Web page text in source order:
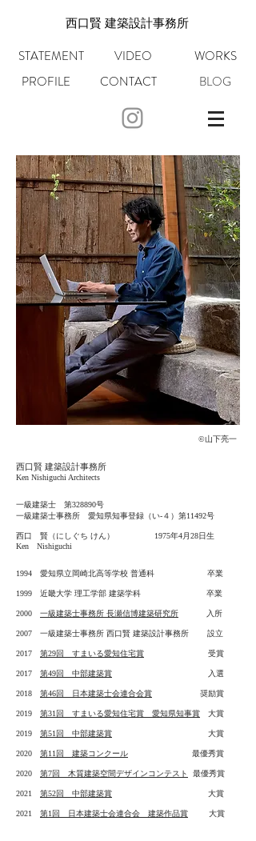
​西口賢 建築設計事務所
STATEMENT
PROFILE
VIDEO
CONTACT
WORKS
BLOG
©︎山下亮一
西口賢 建築設計事務所
Ken Nishiguchi Architects
一級建築士 第328890号
一級建築士事務所 愛知県知事登録（い-４）第11492号
西口 賢（にしぐち けん）
1975年4月28日生
Ken Nishiguchi
1994 愛知県立岡崎北高等学校 普通科 卒業
1999 近畿大学 理工学部 建築学科 卒業
2000 一級建築士事務所 長瀬信博建築研究所 入所
2007 一級建築士事務所 西口賢 建築設計事務所 設立
2017 第29回 すまいる愛知住宅賞 受賞
2017 第49回 中部建築賞 入選
2018 第46回 日本建築士会連合会賞 奨励賞
2019 第31回 すまいる愛知住宅賞 愛知県知事賞 大賞
2019 第51回 中部建築賞 大賞
2020 第11回 建築コンクール 最優秀賞
2020 第7回 木質建築空間デザインコンテスト 最優秀賞
2021 第52回 中部建築賞 大賞
2021 第1回 日本建築士会連合会 建築作品賞 大賞